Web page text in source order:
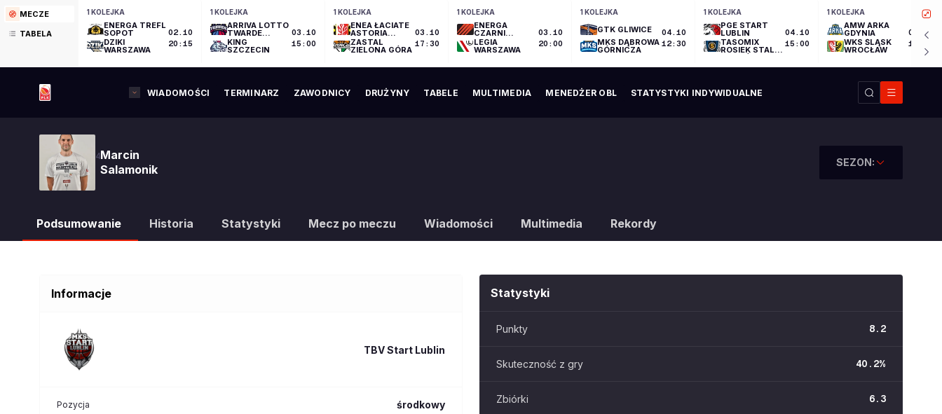
MECZE
TABELA
1 KOLEJKA
ENERGA TREFL
SOPOT
DZIKI
WARSZAWA
02.10
20:15
1 KOLEJKA
ARRIVA LOTTO
TWARDE
PIERNIKI
TORUŃ
KING
SZCZECIN
03.10
15:00
1 KOLEJKA
ENEA ŁACIATE
ASTORIA
BYDGOSZCZ
ZASTAL
ZIELONA GÓRA
03.10
17:30
1 KOLEJKA
ENERGA
CZARNI
SŁUPSK
LEGIA
WARSZAWA
03.10
20:00
1 KOLEJKA
GTK GLIWICE
MKS DĄBROWA
GÓRNICZA
04.10
12:30
1 KOLEJKA
PGE START
LUBLIN
TASOMIX
ROSIEK STAL
WIELKOPOLSKI
04.10
15:00
1 KOLEJKA
AMW ARKA
GDYNIA
WKS ŚLĄSK
WROCŁAW
04.10
17:30
WIADOMOŚCI TERMINARZ ZAWODNICY DRUŻYNY TABELE MULTIMEDIA MENEDŻER OBL STATYSTYKI INDYWIDUALNE
4Marcin
Salamonik
SEZON:
Podsumowanie Historia Statystyki Mecz po meczu Wiadomości Multimedia Rekordy
Informacje
TBV Start Lublin
Pozycja środkowy
Statystyki
Punkty 8.2
Skuteczność z gry 40.2%
Zbiórki 6.3